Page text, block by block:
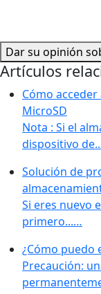
Dar su opinión
Artículos
Cómo
MicroSD
Nota : Si el
dispositivo
Solución de
Si eres nuevo
primero...…
¿Cómo puedo
Precaución: